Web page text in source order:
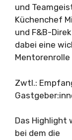
und
Küchenchef
und F&B-
dabei eine
Mentorenrolle
Zwtl.:
Das Highlight
bei dem die